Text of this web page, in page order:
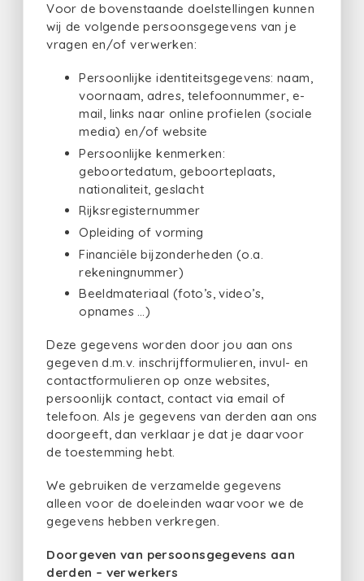
Voor de bovenstaande doelstellingen kunnen
wij de volgende persoonsgegevens van je
vragen en/of verwerken:
Persoonlijke identiteitsgegevens: naam,
voornaam, adres, telefoonnummer, e-
mail, links naar online profielen (sociale
media) en/of website
Persoonlijke kenmerken:
geboortedatum, geboorteplaats,
nationaliteit, geslacht
Rijksregisternummer
Opleiding of vorming
Financiële bijzonderheden (o.a.
rekeningnummer)
Beeldmateriaal (foto’s, video’s,
opnames …)
Deze gegevens worden door jou aan ons
gegeven d.m.v. inschrijfformulieren, invul- en
contactformulieren op onze websites,
persoonlijk contact, contact via email of
telefoon. Als je gegevens van derden aan ons
doorgeeft, dan verklaar je dat je daarvoor
de toestemming hebt.
We gebruiken de verzamelde gegevens
alleen voor de doeleinden waarvoor we de
gegevens hebben verkregen.
Doorgeven van persoonsgegevens aan
derden – verwerkers